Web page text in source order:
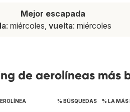
Mejor escapada
: miércoles, vuelta: miércoles
de aerolíneas más
% BÚSQUEDAS % LA MÁS